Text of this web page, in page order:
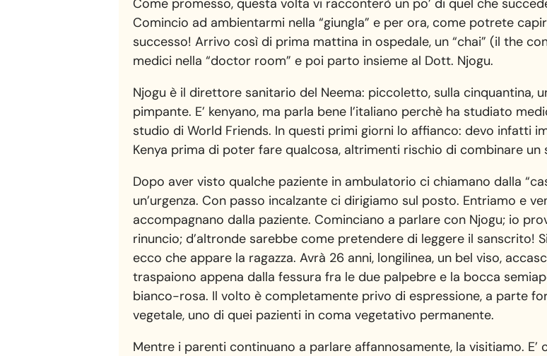
Come promesso, questa volta vi racconterò un po’ di quel che
Comincio ad ambientarmi nella “giungla” e per ora, come potrete
successo! Arrivo così di prima mattina in ospedale, un “chai” (il the
medici nella “doctor room” e poi parto insieme al Dott. Njogu.
Njogu è il direttore sanitario del Neema: piccoletto, sulla cinquantina,
pimpante. E’ kenyano, ma parla bene l’italiano perchè ha studiato
studio di World Friends. In questi primi giorni lo affianco: devo infatti
Kenya prima di poter fare qualcosa, altrimenti rischio di combinare un
Dopo aver visto qualche paziente in ambulatorio ci chiamano dalla
un’urgenza. Con passo incalzante ci dirigiamo sul posto. Entriamo e
accompagnano dalla paziente. Cominciano a parlare con Njogu; io
rinuncio; d’altronde sarebbe come pretendere di leggere il sanscrito!
ecco che appare la ragazza. Avrà 26 anni, longilinea, un bel viso,
traspaiono appena dalla fessura fra le due palpebre e la bocca
bianco-rosa. Il volto è completamente privo di espressione, a parte
vegetale, uno di quei pazienti in coma vegetativo permanente.
Mentre i parenti continuano a parlare affannosamente, la visitiamo.